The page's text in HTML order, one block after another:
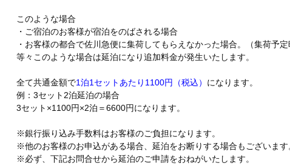
このような場合
・ご宿泊のお客様が宿泊をのばされる場合
・お客様の都合で佐川急便に集荷してもらえなかった場合。（集荷予定
等々このような場合は延泊になり追加料金が発生いたします。
全て共通金額で1泊1セットあたり1100円（税込） になります。
例：3セット2泊延泊の場合
3セット×1100円×2泊＝6600円になります。
※銀行振り込み手数料はお客様のご負担になります。
※他のお客様のお申込がある場合、延泊をお断りする場合もございます
※必ず、下記お問合せから延泊のご申請をおねがいたします。